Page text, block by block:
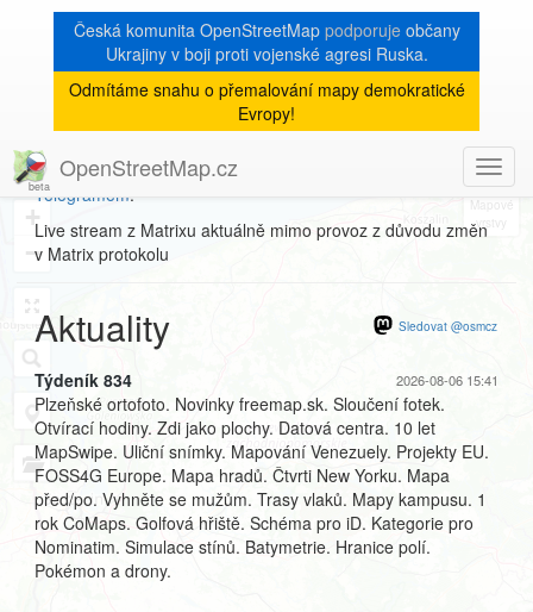
Česká komunita OpenStreetMap podporujeobčany
Ukrajiny v boji proti vojenské agresi Ruska.
Odmítáme snahu o přemalování mapy demokratické
Evropy!
OpenStreetMap.cz
8
+
−
Kanál Matrixu
Jabber chatpropojený skanálem Matrix
Telegramem:
Live stream z Matrixu aktuálně mimo provoz z důvodu změn
v Matrix protokolu
Aktuality Sledovat @osmcz
2026-08-06 15:41
Týdeník 834
Plzeňské ortofoto. Novinky freemap.sk. Sloučení fotek.
Otvírací hodiny. Zdi jako plochy. Datová centra. 10 let
MapSwipe. Uliční snímky. Mapování Venezuely. Projekty EU.
FOSS4G Europe. Mapa hradů. Čtvrti New Yorku. Mapa
před/po. Vyhněte se mužům. Trasy vlaků. Mapy kampusu. 1
rok CoMaps. Golfová hřiště. Schéma pro iD. Kategorie pro
Nominatim. Simulace stínů. Batymetrie. Hranice polí.
Pokémon a drony.